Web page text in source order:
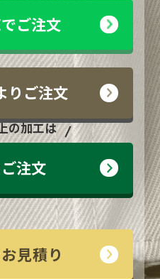
ご注文
りご注文
の加工は
注文
見積り